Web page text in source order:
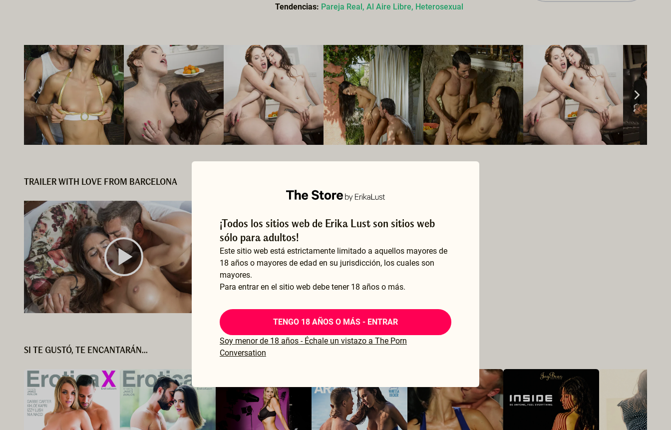
Tendencias: Pareja Real,Al Aire Libre, Heterosexual
TRAILER WITH LOVE FROM BARCELONA
SI TE GUSTÓ, TE ENCANTARÁN...
¡Todos los sitios web de Erika Lust son sitios web
sólo para adultos!
Este sitio web está estrictamente limitado a aquellos mayores de
18 años o mayores de edad en su jurisdicción, los cuales son
mayores.
Para entrar en el sitio web debe tener 18 años o más.
TENGO 18 AÑOS O MÁS - ENTRAR
Soy menor de 18 años - Échale un vistazo a The Porn
Conversation